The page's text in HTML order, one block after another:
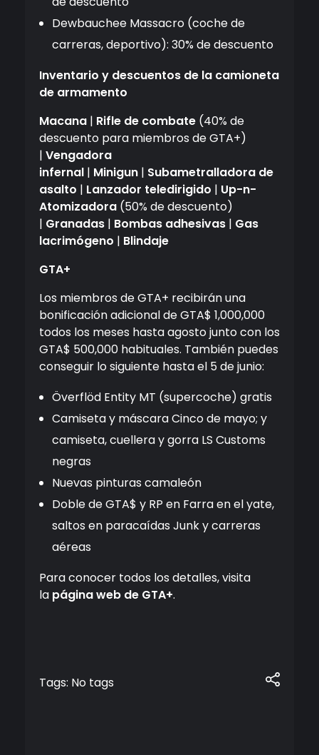
Dewbauchee Massacro (coche de
carreras, deportivo): 30% de descuento
Inventario y descuentos de la camioneta
de armamento
Macana | Rifle de combate (40% de
descuento para miembros de GTA+)
| Vengadora
infernal | Minigun | Subametralladora de
asalto | Lanzador teledirigido | Up-n-
Atomizadora (50% de descuento)
| Granadas | Bombas adhesivas | Gas
lacrimógeno | Blindaje
GTA+
Los miembros de GTA+ recibirán una
bonificación adicional de GTA$ 1,000,000
todos los meses hasta agosto junto con los
GTA$ 500,000 habituales. También puedes
conseguir lo siguiente hasta el 5 de junio:
Överflöd Entity MT (supercoche) gratis
Camiseta y máscara Cinco de mayo; y
camiseta, cuellera y gorra LS Customs
negras
Nuevas pinturas camaleón
Doble de GTA$ y RP en Farra en el yate,
saltos en paracaídas Junk y carreras
aéreas
Para conocer todos los detalles, visita
la página web de GTA+.
Tags: No tags